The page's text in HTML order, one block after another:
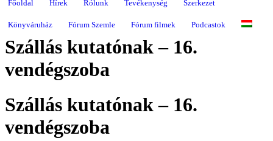
Főoldal Hírek Rólunk Tevékenység Szerkezet
Könyváruház Fórum Szemle Fórum filmek Podcastok
Szállás kutatónak – 16.
vendégszoba
Szállás kutatónak – 16.
vendégszoba